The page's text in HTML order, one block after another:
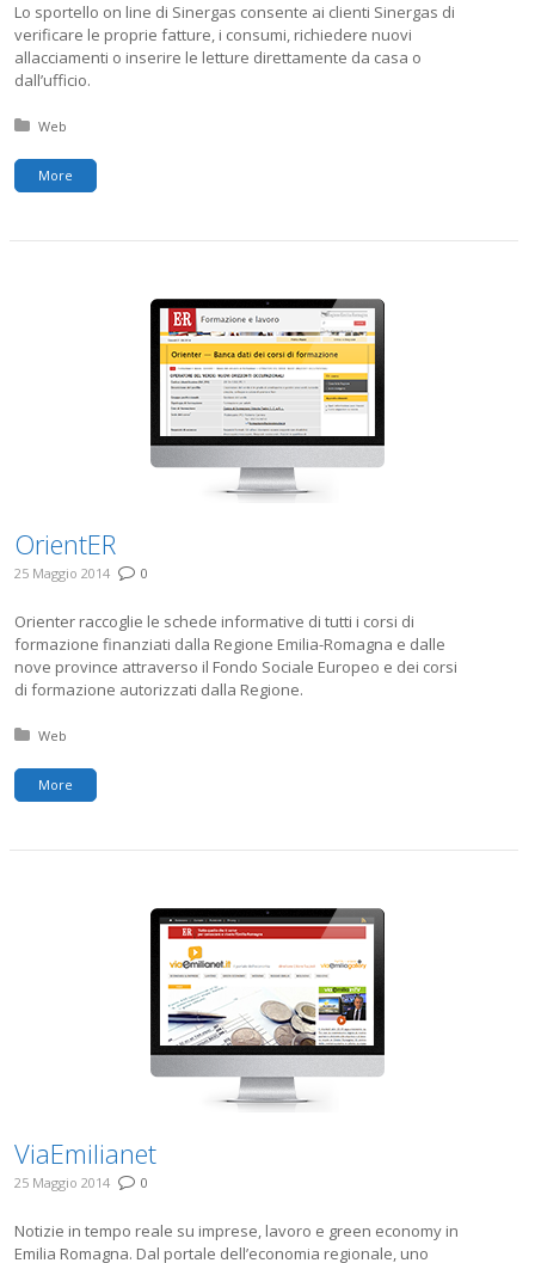
Lo sportello on line di Sinergas consente ai clienti Sinergas di
verificare le proprie fatture, i consumi, richiedere nuovi
allacciamenti o inserire le letture direttamente da casa o
dall’ufficio.
Posted in:
Web
More
OrientER
25 Maggio 2014 0
Orienter raccoglie le schede informative di tutti i corsi di
formazione finanziati dalla Regione Emilia-Romagna e dalle
nove province attraverso il Fondo Sociale Europeo e dei corsi
di formazione autorizzati dalla Regione.
Posted in:
Web
More
ViaEmilianet
25 Maggio 2014 0
Notizie in tempo reale su imprese, lavoro e green economy in
Emilia Romagna. Dal portale dell’economia regionale, uno